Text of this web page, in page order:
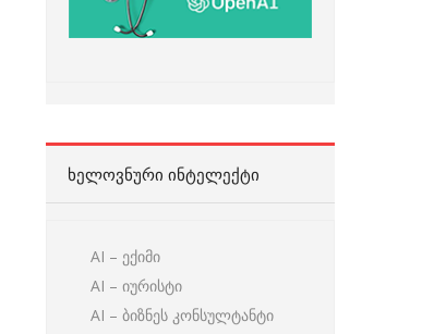
ᲮᲔᲚᲝᲕᲜᲣᲠᲘ ᲘᲜᲢᲔᲚᲔᲥᲢᲘ
AI – ექიმი
AI – იურისტი
AI – ბიზნეს კონსულტანტი